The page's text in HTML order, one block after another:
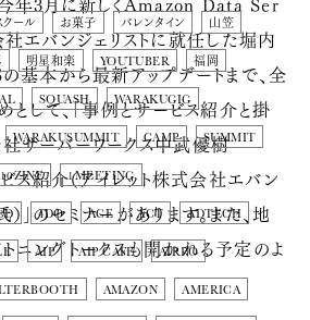
クール お菓子 バレンタイン 山笠
明星和楽 YOUTUBER 福岡
SQUASH WARAKUGIG
WARAKUSUMMIT CAMP SUMMIT
10ZINE 1MEETING
4DO ACE ACT ADTECH
AIP AIP CAFE AIRPO
AMAZON AMERICA
エバンジェリストに就任した堀内
基本から最新アップデートまで、全
として、「事例とサービス紹介と掛
サーバーワークス中武優樹
ビス紹介（アイレット株式会社エバン
」のセミナーがあります。また、地
ニングトークスも開かれる予定のよ